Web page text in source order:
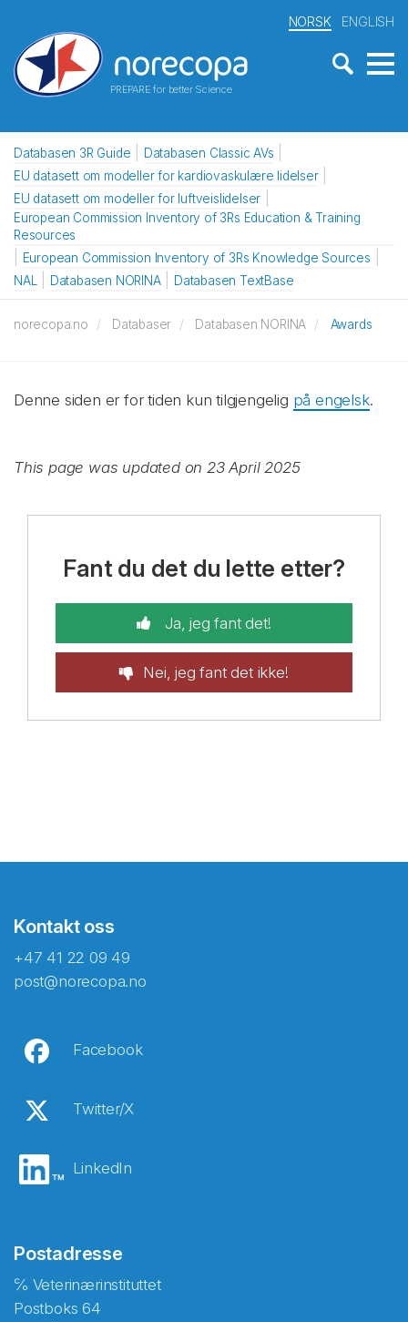
PREPARE for better Science
NORSK ENGLISH
Databasen 3R Guide
Databasen Classic AVs
EU datasett om modeller for kardiovaskulære lidelser
EU datasett om modeller for luftveislidelser
European Commission Inventory of 3Rs Education & Training
Resources
European Commission Inventory of 3Rs Knowledge Sources
NAL
Databasen NORINA Databasen TextBase
norecopa.no Databaser Databasen NORINA Awards
Denne siden er for tiden kun tilgjengelig på engelsk.
This page was updated on 23 April 2025
Fant du det du lette etter?
Ja, jeg fant det!
Nei, jeg fant det ikke!
Kontakt oss
+47 41 22 09 49
post@norecopa.no
Facebook
Twitter/X
LinkedIn
Postadresse
℅ Veterinærinstituttet
Postboks 64